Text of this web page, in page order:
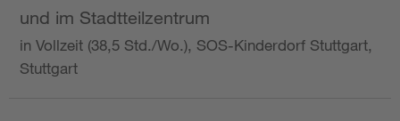
und im Stadtteilzentrum
in Vollzeit (38,5 Std./Wo.), SOS-Kinderdorf Stuttgart,
Stuttgart